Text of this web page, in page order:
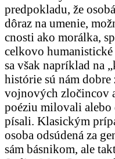
predpokladu, že
dôraz na umenie,
cnosti ako morálka,
celkovo humanistické
sa však napríklad na
histórie sú nám
vojnových zločincov
poéziu milovali alebo
písali. Klasickým
osoba odsúdená za
sám básnikom, ale